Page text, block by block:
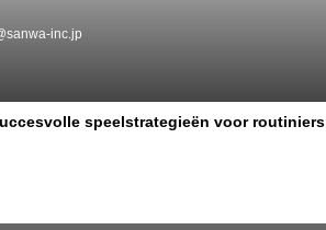
inc.jp
speelstrategieën voor routiniers